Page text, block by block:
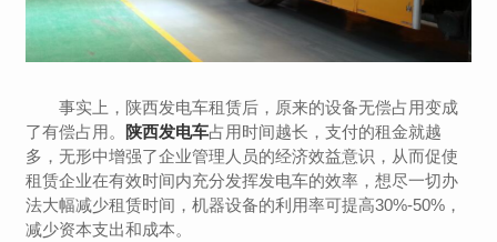
事实上，陕西发电车租赁后，原来的设备无偿占用变成
了有偿占用。 陕西发电车占用时间越长，支付的租金就越
多，无形中增强了企业管理人员的经济效益意识，从而促使
租赁企业在有效时间内充分发挥发电车的效率，想尽一切办
法大幅减少租赁时间，机器设备的利用率可提高30%-50%，
减少资本支出和成本。